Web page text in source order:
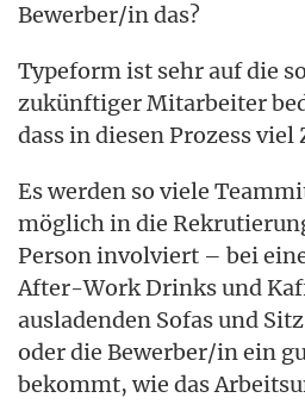
Bewerber/in das?
Typeform ist sehr auf die
zukünftiger Mitarbeiter
dass in diesen Prozess
Es werden so viele
möglich in die
Person involviert – bei
After-Work Drinks und
ausladenden Sofas und
oder die Bewerber/in ein
bekommt, wie das